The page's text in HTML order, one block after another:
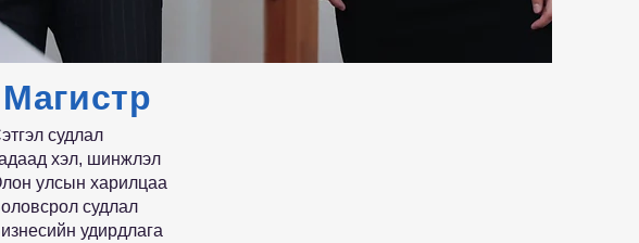
Магистр
судлал
хэл, шинжлэл
улсын харилцаа
судлал
удирдлага